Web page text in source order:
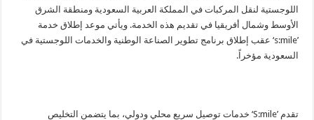
اللوجستية لنقل المركبات في المملكة العربية السعودية ومنطقة الشرق
الأوسط وشمال أفريقيا في تقديم هذه الخدمة. ويأتي موعد إطلاق خدمة
’s:mile‘ عقب إطلاق برنامج تطوير الصناعة الوطنية والخدمات اللوجستية في
السعودية مؤخراً.
تقدم ’S:mile‘ خدمات توصيل سريع محلي ودولي، بما يتضمن التخليص